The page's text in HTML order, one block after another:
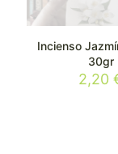
Incienso
30gr
2,20